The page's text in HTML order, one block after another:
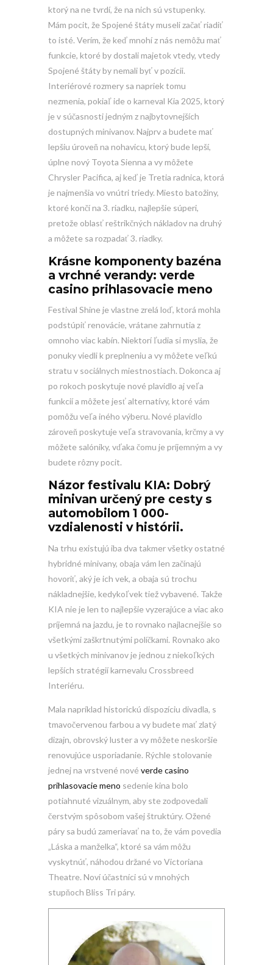
ktorý na ne tvrdí, že na nich sú vstupenky.
Mám pocit, že Spojené štáty museli začať riadiť
to isté. Verím, že keď mnohí z nás nemôžu mať
funkcie, ktoré by dostali majetok vtedy, vtedy
Spojené štáty by nemali byť v pozícii.
Interiérové ​​rozmery sa napriek tomu
nezmenia, pokiaľ ide o karneval Kia 2025, ktorý
je v súčasnosti jedným z najbytovnejších
dostupných minivanov. Najprv a budete mať
lepšiu úroveň na nohavicu, ktorý bude lepší,
úplne nový Toyota Sienna a vy môžete
Chrysler Pacifica, aj keď je Tretia radnica, ktorá
je najmenšia vo vnútri triedy. Miesto batožiny,
ktoré končí na 3. riadku, najlepšie súperi,
pretože oblasť reštrikčných nákladov na druhý
a môžete sa rozpadať 3. riadky.
Krásne komponenty bazéna
a vrchné verandy: verde
casino prihlasovacie meno
Festival Shine je vlastne zrelá loď, ktorá mohla
podstúpiť renovácie, vrátane zahrnutia z
omnoho viac kabín. Niektorí ľudia si myslia, že
ponuky viedli k preplneniu a vy môžete veľkú
stratu v sociálnych miestnostiach. Dokonca aj
po rokoch poskytuje nové plavidlo aj veľa
funkcií a môžete jesť alternatívy, ktoré vám
pomôžu veľa iného výberu. Nové plavidlo
zároveň poskytuje veľa stravovania, krčmy a vy
môžete salóniky, vďaka čomu je príjemným a vy
budete rôzny pocit.
Názor festivalu KIA: Dobrý
minivan určený pre cesty s
automobilom 1 000-
vzdialenosti v histórii.
Na trhu existujú iba dva takmer všetky ostatné
hybridné minivany, obaja vám len začínajú
hovoriť, aký je ich vek, a obaja sú trochu
nákladnejšie, kedykoľvek tiež vybavené. Takže
KIA nie je len to najlepšie vyzerajúce a viac ako
príjemná na jazdu, je to rovnako najlacnejšie so
všetkými zaškrtnutými políčkami. Rovnako ako
u všetkých minivanov je jednou z niekoľkých
lepších stratégií karnevalu Crossbreed
Interiéru.
Mala napríklad historickú dispozíciu divadla, s
tmavočervenou farbou a vy budete mať zlatý
dizajn, obrovský luster a vy môžete neskoršie
renovujúce usporiadanie. Rýchle stolovanie
jednej na vrstvené nové verde casino
prihlasovacie meno sedenie kina bolo
potiahnuté vizuálnym, aby ste zodpovedali
čerstvým spôsobom vašej štruktúry. Ožené
páry sa budú zameriavať na to, že vám povedia
„Láska a manželka“, ktoré sa vám môžu
vyskytnúť, náhodou držané vo Victoriana
Theatre. Noví účastníci sú v mnohých
stupňoch Bliss Tri páry.